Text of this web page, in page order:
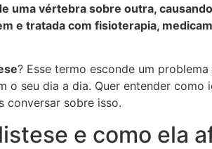
uma vértebra sobre outra,
e tratada com fisioterapia,
? Esse termo esconde um
o seu dia a dia. Quer entender como
conversar sobre isso.
e como ela